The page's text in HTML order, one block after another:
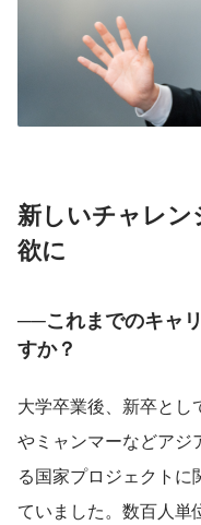
新しいチャレ
欲に
──これまでのキャ
すか？
大学卒業後、新卒とし
やミャンマーなどアジ
る国家プロジェクト
ていました。数百人単